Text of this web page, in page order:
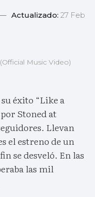
Actualizado: 27 Feb
Music Video)
éxito “Like a
Stoned at
Llevan
el estreno de un
se desveló. En las
las mil